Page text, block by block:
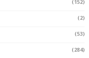
(152)
(2)
(53)
(284)